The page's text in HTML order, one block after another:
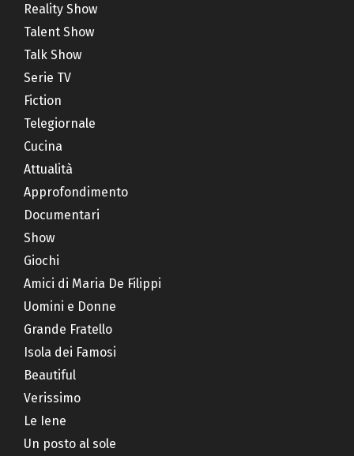
Reality Show
Talent Show
Talk Show
Serie TV
Fiction
Telegiornale
Cucina
Attualità
Approfondimento
Documentari
Show
Giochi
Amici di Maria De Filippi
Uomini e Donne
Grande Fratello
Isola dei Famosi
Beautiful
Verissimo
Le Iene
Un posto al sole